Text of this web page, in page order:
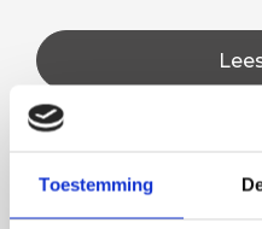
Toestemming